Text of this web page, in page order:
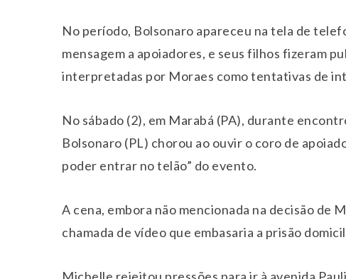
No período, Bolsonaro apareceu na tela de
mensagem a apoiadores, e seus filhos fizeram
interpretadas por Moraes como tentativas de
No sábado (2), em Marabá (PA), durante
Bolsonaro (PL) chorou ao ouvir o coro de
poder entrar no telão” do evento.
A cena, embora não mencionada na decisão de
chamada de vídeo que embasaria a prisão